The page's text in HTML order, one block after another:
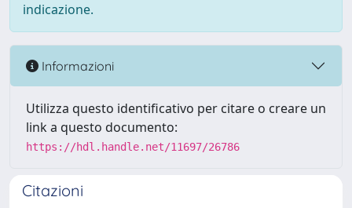
indicazione.
Informazioni
Utilizza questo identificativo per citare o creare un
link a questo documento:
https://hdl.handle.net/11697/26786
Citazioni